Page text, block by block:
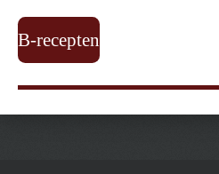
B-recepten